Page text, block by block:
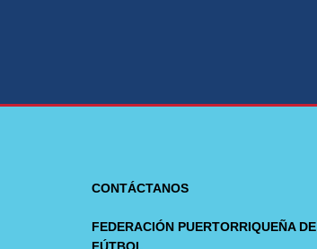
CONTÁCTANOS
FEDERACIÓN PUERTORRIQUEÑA DE
FÚTBOL